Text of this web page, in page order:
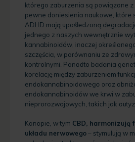
którego zaburzenia są powiązane
pewne doniesienia naukowe, które
ADHD mają upośledzoną
jednego z naszych wewnętrznie
kannabinoidów, inaczej
szczęścia, w porównaniu ze
kontrolnymi. Ponadto badania
korelację między zaburzeniem
endokannabinoidowego oraz
endokannabinoidów we krwi w
nieprorozwojowych, takich jak
Konopie, w tym CBD, harmonizują
układu nerwowego– stymulują w